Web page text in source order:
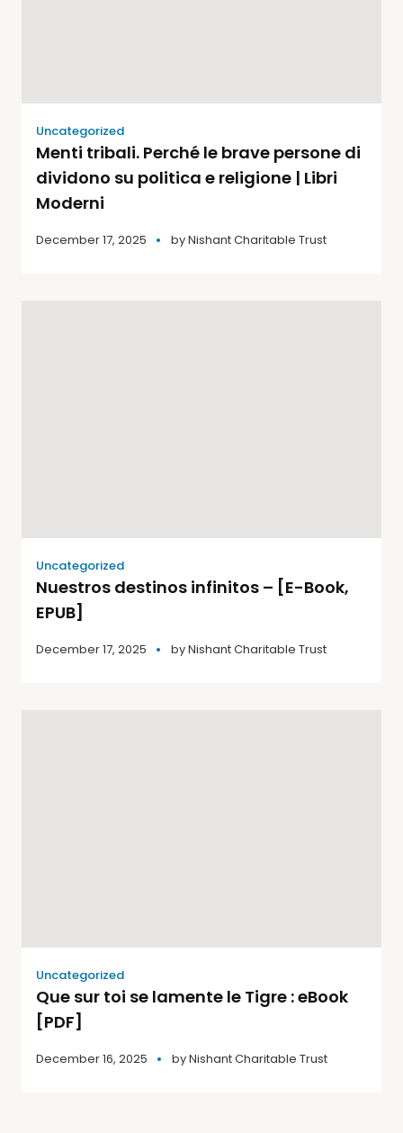
Uncategorized
Menti tribali. Perché le brave persone di
dividono su politica e religione | Libri
Moderni
December 17, 2025 byNishant Charitable Trust
Uncategorized
Nuestros destinos infinitos – [E-Book,
EPUB]
December 17, 2025 byNishant Charitable Trust
Uncategorized
Que sur toi se lamente le Tigre : eBook
[PDF]
December 16, 2025 byNishant Charitable Trust